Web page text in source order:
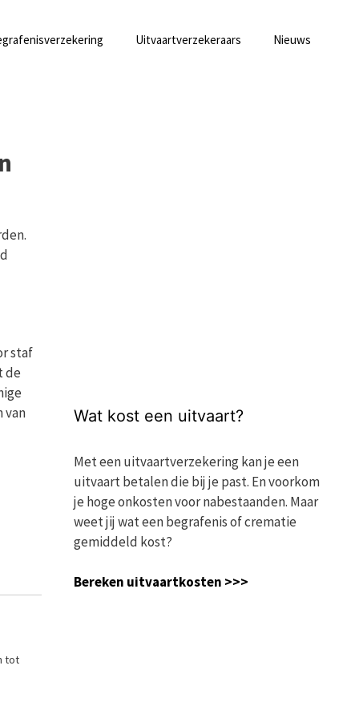
Uitvaartverzekeraars Nieuws
staf
de
van
tot
Wat kost een uitvaart?
Met een uitvaartverzekering kan je een
uitvaart betalen die bij je past. En voorkom
je hoge onkosten voor nabestaanden. Maar
weet jij wat een begrafenis of crematie
gemiddeld kost?
Bereken uitvaartkosten >>>